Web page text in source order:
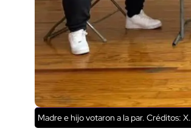
Madre e hijo votaron a la par. Créditos: X.